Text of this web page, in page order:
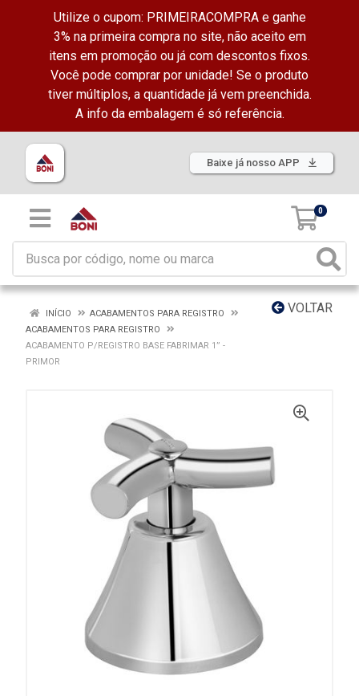
Utilize o cupom: PRIMEIRACOMPRA e ganhe
3% na primeira compra no site, não aceito em
itens em promoção ou já com descontos fixos.
Você pode comprar por unidade! Se o produto
tiver múltiplos, a quantidade já vem preenchida.
A info da embalagem é só referência.
Baixe já nosso APP
0
VOLTAR
INÍCIO
ACABAMENTOS PARA REGISTRO
ACABAMENTOS PARA REGISTRO
ACABAMENTO P/REGISTRO BASE FABRIMAR 1” -
PRIMOR